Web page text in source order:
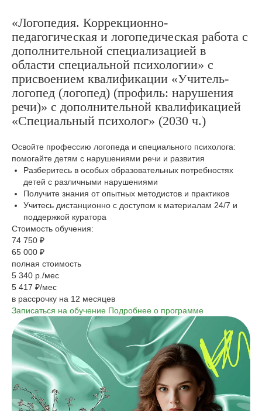
«Логопедия. Коррекционно-
педагогическая и логопедическая работа с
дополнительной специализацией в
области специальной психологии» с
присвоением квалификации «Учитель-
логопед (логопед) (профиль: нарушения
речи)» с дополнительной квалификацией
«Специальный психолог» (2030 ч.)
Освойте профессию логопеда и специального психолога:
помогайте детям с нарушениями речи и развития
Разберитесь в особых образовательных потребностях
детей с различными нарушениями
Получите знания от опытных методистов и практиков
Учитесь дистанционно с доступом к материалам 24/7 и
поддержкой куратора
Стоимость обучения:
74 750 ₽
65 000 ₽
полная стоимость
5 340 р./мес
5 417 ₽/мес
в рассрочку на 12 месяцев
Записаться на обучение Подробнее о программе